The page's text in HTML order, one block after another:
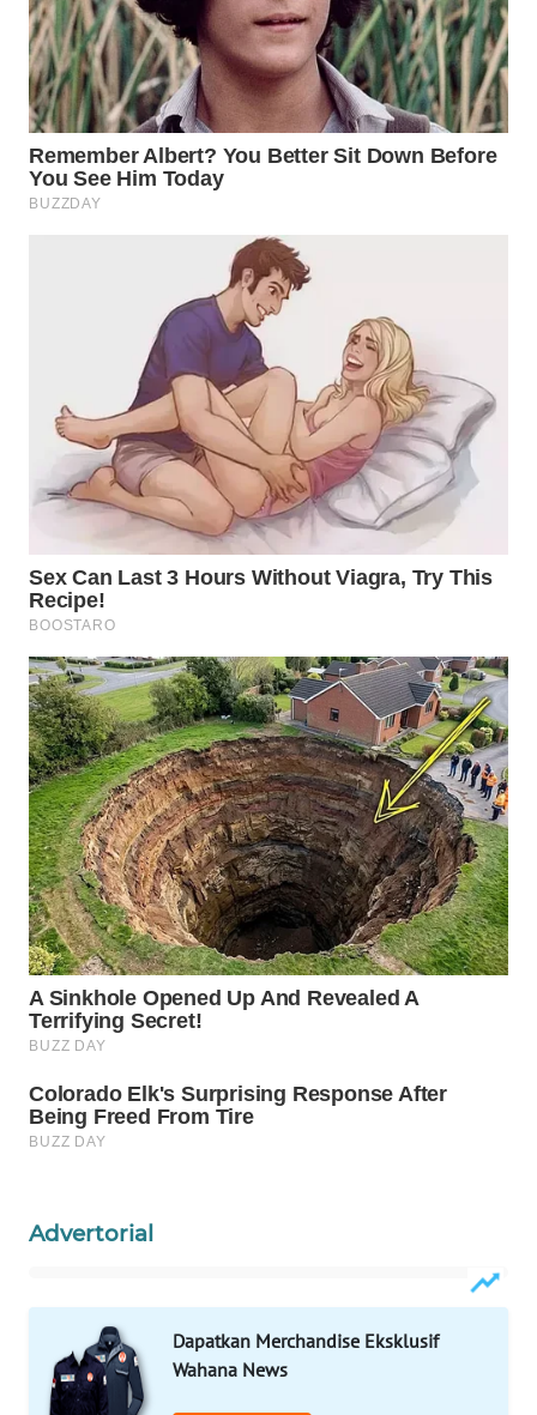
Advertorial
Dapatkan Merchandise Eksklusif
Wahana News
WN
SURABAYA
WN
NATUNA
WN
LIKUPANG
WN
LABUANBAJO
WN
BORNEO
Wahana
Media
Group
WAHANA
NEWS
WAHANA
TANI
WAHANA
ADVOKAT
WAHANA
INFRASTRUKTUR
WAHANA
KONSUMEN
LISTRIK
TRAVEL
WAHANA
TV